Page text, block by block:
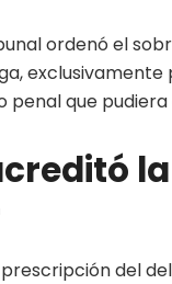
ordenó el
penal que
del